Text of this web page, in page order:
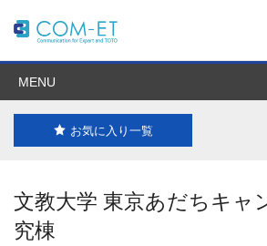
MENU
お気に入り一覧
文教大学 東京あだちキャ
究棟